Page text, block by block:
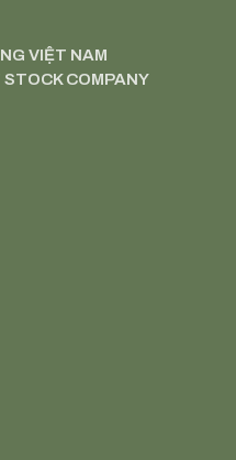
VIỆT NAM
COMPANY